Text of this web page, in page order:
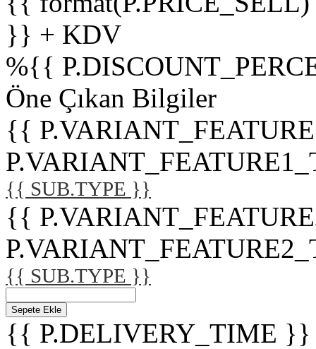
}} + KDV
%{{
Öne Çıkan Bilgiler
{{
{{ SUB.TYPE }}
{{
{{ SUB.TYPE }}
Sepete Ekle
{{ P.DELIVERY_TIME }}